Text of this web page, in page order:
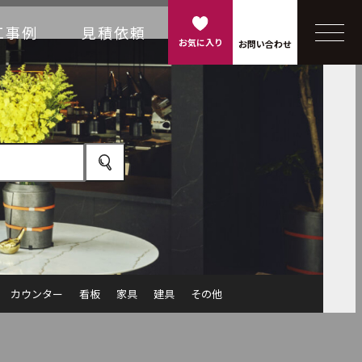
例 見積依頼
お気に入り お問い合わせ
カウンター 看板 家具 建具 その他